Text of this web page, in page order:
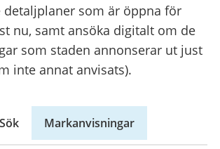
som är öppna för
nu, samt ansöka digitalt om de
som staden annonserar ut just
inte annat anvisats).
Sök Markanvisningar